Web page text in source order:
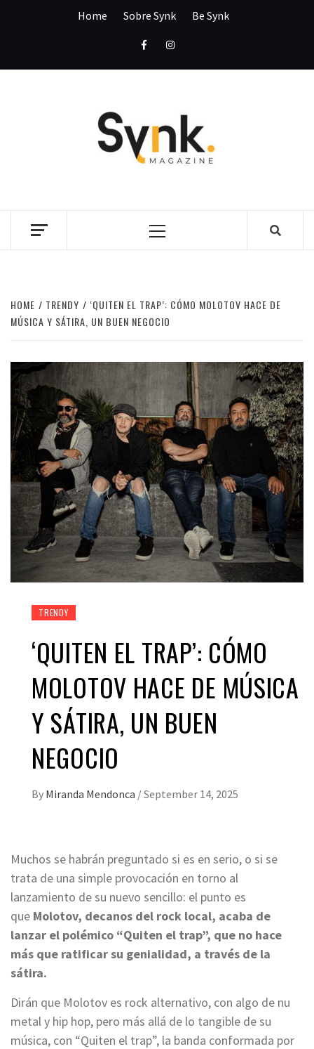
Home Sobre Synk Be Synk
FacebookInstagram
Primary
HOME TRENDY
‘QUITEN EL TRAP’: CÓMO MOLOTOV HACE DE
MÚSICA Y SÁTIRA, UN BUEN NEGOCIO
TRENDY
‘QUITEN EL TRAP’: CÓMO
MOLOTOV HACE DE MÚSICA
Y SÁTIRA, UN BUEN
NEGOCIO
By Miranda Mendonca /September 14, 2025
Muchos se habrán preguntado si es en serio, o si se
trata de una simple provocación en torno al
lanzamiento de su nuevo sencillo: el punto es
que Molotov, decanos del rock local, acaba de
lanzar el polémico “Quiten el trap”, que no hace
más que ratificar su genialidad, a través de la
sátira.
Dirán que Molotov es rock alternativo, con algo de nu
metal y hip hop, pero más allá de lo tangible de su
música, con “Quiten el trap”, la banda conformada por